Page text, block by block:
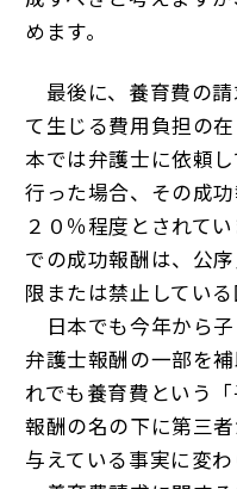
めます。
最後に、養育費の請
て生じる費用負担の
本では弁護士に依頼
行った場合、その成
２０％程度とされて
での成功報酬は、公
限または禁止してい
日本でも今年から子
弁護士報酬の一部を
れでも養育費という
報酬の名の下に第三
与えている事実に変わ